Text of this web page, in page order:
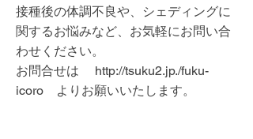
接種後の体調不良や、シェディングに
関するお悩みなど、お気軽にお問い合
わせください。
お問合せは http://tsuku2.jp./fuku-
icoro よりお願いいたします。